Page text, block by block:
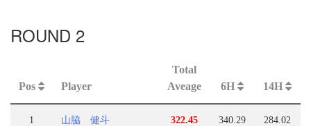
ROUND 2
Pos Player
Total
Aveage
6H 14H
1 山脇 健斗 322.45 340.29 284.02